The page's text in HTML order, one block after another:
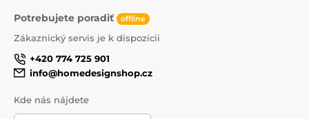
Potrebujete poradiť offline
Zákaznický servis je k dispozícii
+420 774 725 901
info@homedesignshop.cz
Kde nás nájdete